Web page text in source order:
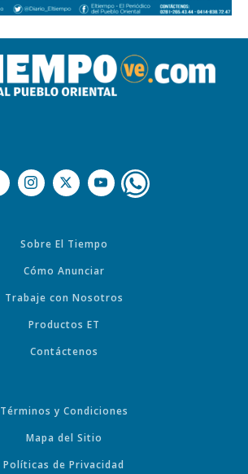
Sobre El Tiempo
Cómo Anunciar
Trabaje con Nosotros
Productos ET
Contáctenos
Términos y Condiciones
Mapa del Sitio
Políticas de Privacidad